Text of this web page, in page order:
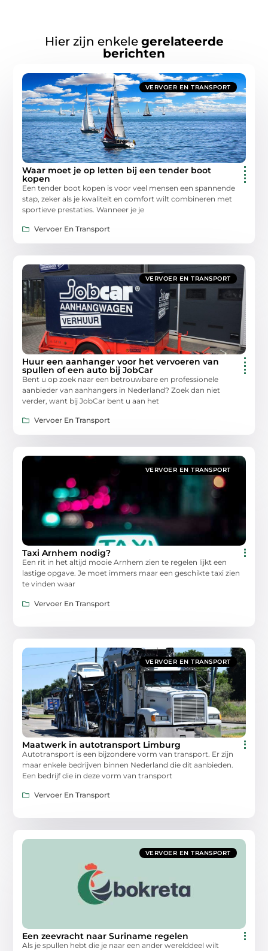
Hier zijn enkele gerelateerde
berichten
VERVOER EN TRANSPORT
Waar moet je op letten bij een tender boot
kopen
Een tender boot kopen is voor veel mensen een spannende
stap, zeker als je kwaliteit en comfort wilt combineren met
sportieve prestaties. Wanneer je je
Vervoer En Transport
VERVOER EN TRANSPORT
Huur een aanhanger voor het vervoeren van
spullen of een auto bij JobCar
Bent u op zoek naar een betrouwbare en professionele
aanbieder van aanhangers in Nederland? Zoek dan niet
verder, want bij JobCar bent u aan het
Vervoer En Transport
VERVOER EN TRANSPORT
Taxi Arnhem nodig?
Een rit in het altijd mooie Arnhem zien te regelen lijkt een
lastige opgave. Je moet immers maar een geschikte taxi zien
te vinden waar
Vervoer En Transport
VERVOER EN TRANSPORT
Maatwerk in autotransport Limburg
Autotransport is een bijzondere vorm van transport. Er zijn
maar enkele bedrijven binnen Nederland die dit aanbieden.
Een bedrijf die in deze vorm van transport
Vervoer En Transport
VERVOER EN TRANSPORT
Een zeevracht naar Suriname regelen
Als je spullen hebt die je naar een ander werelddeel wilt